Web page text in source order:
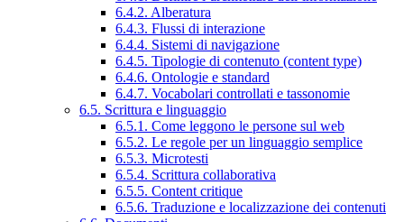
6.4.2. Alberatura
6.4.3. Flussi di interazione
6.4.4. Sistemi di navigazione
6.4.5. Tipologie di contenuto (content type)
6.4.6. Ontologie e standard
6.4.7. Vocabolari controllati e tassonomie
6.5. Scrittura e linguaggio
6.5.1. Come leggono le persone sul web
6.5.2. Le regole per un linguaggio semplice
6.5.3. Microtesti
6.5.4. Scrittura collaborativa
6.5.5. Content critique
6.5.6. Traduzione e localizzazione dei contenuti